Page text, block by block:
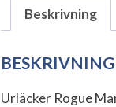
Beskrivning
BESKRIVNING
Urläcker Rogue